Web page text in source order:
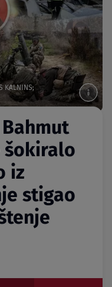
KALNINS;
šokiralo
iz
stigao